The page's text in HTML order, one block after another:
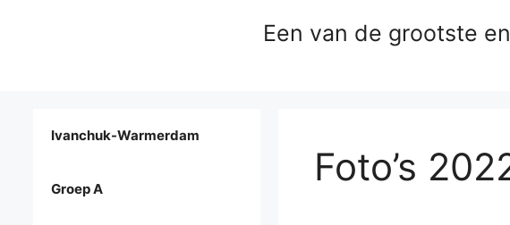
Een van de grootste
Foto’s
Ivanchuk-Warmerdam
Groep A